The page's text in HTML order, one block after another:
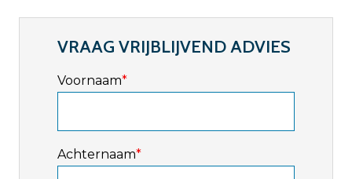
VRAAG VRIJBLIJVEND ADVIES
Voornaam*
Achternaam*